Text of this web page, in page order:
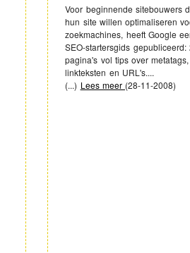
Voor beginnende sitebouwers
hun site willen optimaliseren
zoekmachines, heeft Google
SEO-startersgids gepubliceerd:
pagina's vol tips over metatags,
linkteksten en URL's....
(...) Lees meer (28-11-2008)